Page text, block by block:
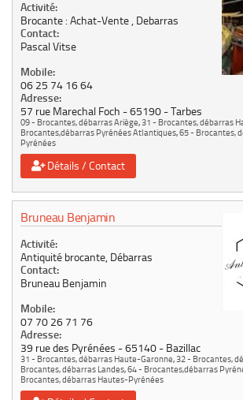
Activité:
Brocante : Achat-Vente , Debarras
Contact:
Pascal Vitse
Mobile:
06 25 74 16 64
Adresse:
57 rue Marechal Foch 65190 Tarbes
09 - Brocantes, débarras Ariège,31 - Brocantes, débarras
Brocantes,débarras Pyrénées Atlantiques,65 - Brocantes,
Pyrénées
Détails / Contact
Bruneau Benjamin
Activité:
Antiquité brocante, Débarras
Contact:
Bruneau Benjamin
Mobile:
07 70 26 71 76
Adresse:
39 rue des Pyrénées 65140 Bazillac
31 - Brocantes, débarras Haute-Garonne,32 - Brocantes,
Brocantes, débarras Landes,64 - Brocantes,débarras
Brocantes, débarras Hautes-Pyrénées